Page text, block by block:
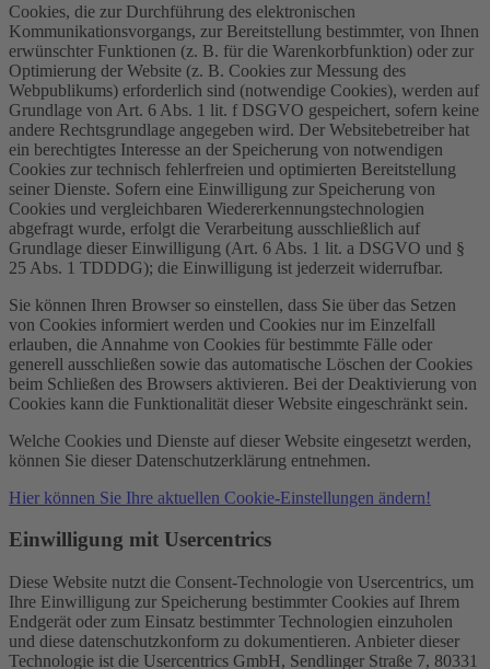
Cookies, die zur Durchführung des elektronischen
Kommunikationsvorgangs, zur Bereitstellung bestimmter, von Ihnen
erwünschter Funktionen (z. B. für die Warenkorbfunktion) oder zur
Optimierung der Website (z. B. Cookies zur Messung des
Webpublikums) erforderlich sind (notwendige Cookies), werden auf
Grundlage von Art. 6 Abs. 1 lit. f DSGVO gespeichert, sofern keine
andere Rechtsgrundlage angegeben wird. Der Websitebetreiber hat
ein berechtigtes Interesse an der Speicherung von notwendigen
Cookies zur technisch fehlerfreien und optimierten Bereitstellung
seiner Dienste. Sofern eine Einwilligung zur Speicherung von
Cookies und vergleichbaren Wiedererkennungstechnologien
abgefragt wurde, erfolgt die Verarbeitung ausschließlich auf
Grundlage dieser Einwilligung (Art. 6 Abs. 1 lit. a DSGVO und §
25 Abs. 1 TDDDG); die Einwilligung ist jederzeit widerrufbar.
Sie können Ihren Browser so einstellen, dass Sie über das Setzen
von Cookies informiert werden und Cookies nur im Einzelfall
erlauben, die Annahme von Cookies für bestimmte Fälle oder
generell ausschließen sowie das automatische Löschen der Cookies
beim Schließen des Browsers aktivieren. Bei der Deaktivierung von
Cookies kann die Funktionalität dieser Website eingeschränkt sein.
Welche Cookies und Dienste auf dieser Website eingesetzt werden,
können Sie dieser Datenschutzerklärung entnehmen.
Hier können Sie Ihre aktuellen Cookie-Einstellungen ändern!
Einwilligung mit Usercentrics
Diese Website nutzt die Consent-Technologie von Usercentrics, um
Ihre Einwilligung zur Speicherung bestimmter Cookies auf Ihrem
Endgerät oder zum Einsatz bestimmter Technologien einzuholen
und diese datenschutzkonform zu dokumentieren. Anbieter dieser
Technologie ist die Usercentrics GmbH, Sendlinger Straße 7, 80331